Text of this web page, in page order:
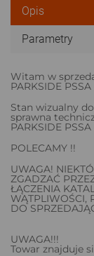
Opis
Parametry
Witam w
PARKSIDE PSSA
Stan wizualny
sprawna
PARKSIDE
POLECAMY !!
UWAGA!
ZGADZAĆ
ŁĄCZENIA
WĄTPLIWOŚCI,
DO
UWAGA!!!
Towar znajduje